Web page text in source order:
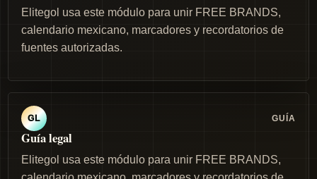
Elitegol usa este módulo para unir FREE BRANDS,
calendario mexicano, marcadores y recordatorios de
fuentes autorizadas.
GL GUÍA
Guía legal
Elitegol usa este módulo para unir FREE BRANDS,